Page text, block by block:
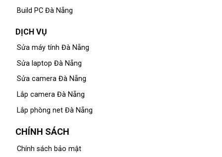
Build PC Đà Nẵng
DỊCH VỤ
Sửa máy tính Đà Nẵng
Sửa laptop Đà Nẵng
Sửa camera Đà Nẵng
Lắp camera Đà Nẵng
Lắp phòng net Đà Nẵng
CHÍNH SÁCH
Chính sách bảo mật